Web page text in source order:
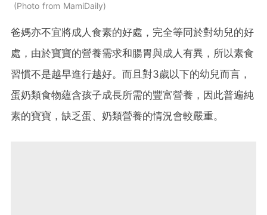
Photo from MamiDaily
爸媽亦不宜將成人食素的好處，完全等同於對幼兒的好
處，由於寶寶的營養需求和腸胃與成人有異，所以素食
習慣不是越早進行越好。而且對3歲以下的幼兒而言，
蛋奶類食物蘊含孩子成長所需的豐富營養，因此普遍純
素的寶寶，缺乏蛋、奶類營養的情況會較嚴重。